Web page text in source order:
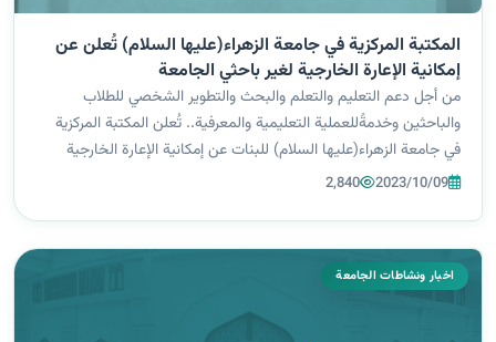
المكتبة المركزية في جامعة الزهراء(عليها السلام) تُعلن عن
إمكانية الإعارة الخارجية لغير باحثي الجامعة
من أجل دعم التعليم والتعلم والبحث والتطوير الشخصي للطلاب
والباحثين وخدمةًللعملية التعليمية والمعرفية.. تُعلن المكتبة المركزية
في جامعة الزهراء(عليها السلام) للبنات عن إمكانية الإعارة الخارجية
للمصادر العلمية والمتمثلة بالكتب والمراجع والرسائل والاطاريح
2023/10/09
2,840
اخبار ونشاطات الجامعة